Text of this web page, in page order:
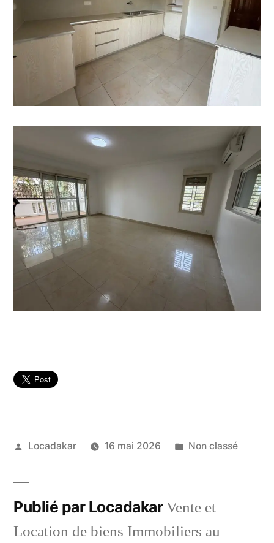
Publié
Locadakar 16 mai 2026
Publié
Non classé
Publié par LocadakarVente et
Location de biens Immobiliers au